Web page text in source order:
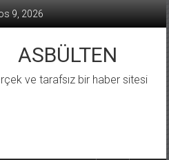
9, 2026
ASBÜLTEN
ve tarafsız bir haber sitesi